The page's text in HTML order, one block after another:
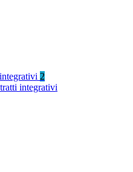
2
integrativi